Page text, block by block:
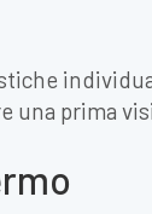
una prima